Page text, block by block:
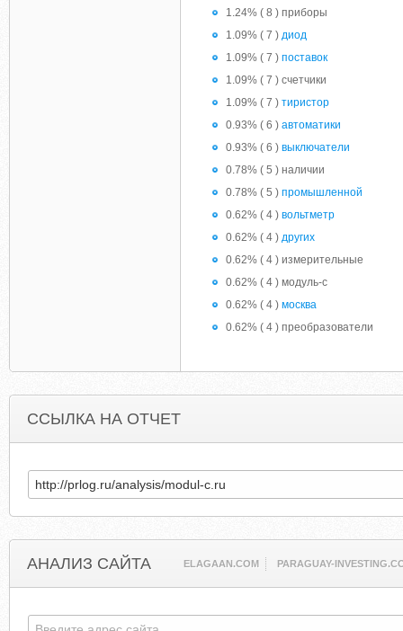
1.24% ( 8 ) приборы
1.09% ( 7 ) диод
1.09% ( 7 ) поставок
1.09% ( 7 ) счетчики
1.09% ( 7 ) тиристор
0.93% ( 6 ) автоматики
0.93% ( 6 ) выключатели
0.78% ( 5 ) наличии
0.78% ( 5 ) промышленной
0.62% ( 4 ) вольтметр
0.62% ( 4 ) других
0.62% ( 4 ) измерительные
0.62% ( 4 ) модуль-с
0.62% ( 4 ) москва
0.62% ( 4 ) преобразователи
ССЫЛКА НА ОТЧЕТ
АНАЛИЗ САЙТА ELAGAAN.COM PARAGUAY-